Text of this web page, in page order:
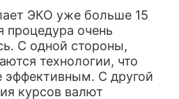
ЭКО уже больше 15
процедура очень
С одной стороны,
технологии, что
эффективным. С другой
курсов валют